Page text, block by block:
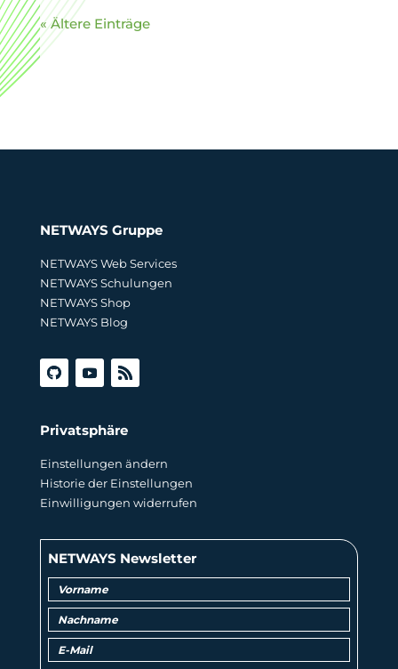
« Ältere Einträge
NETWAYS Gruppe
NETWAYS Web Services
NETWAYS Schulungen
NETWAYS Shop
NETWAYS Blog
Privatsphäre
Einstellungen ändern
Historie der Einstellungen
Einwilligungen widerrufen
NETWAYS Newsletter